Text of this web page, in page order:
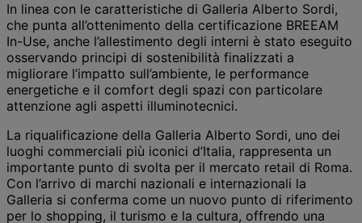
In linea con le caratteristiche di Galleria Alberto Sordi,
che punta all’ottenimento della certificazione BREEAM
In-Use, anche l’allestimento degli interni è stato eseguito
osservando principi di sostenibilità finalizzati a
migliorare l’impatto sull’ambiente, le performance
energetiche e il comfort degli spazi con particolare
attenzione agli aspetti illuminotecnici.
La riqualificazione della Galleria Alberto Sordi, uno dei
luoghi commerciali più iconici d’Italia, rappresenta un
importante punto di svolta per il mercato retail di Roma.
Con l’arrivo di marchi nazionali e internazionali la
Galleria si conferma come un nuovo punto di riferimento
per lo shopping, il turismo e la cultura, offrendo una